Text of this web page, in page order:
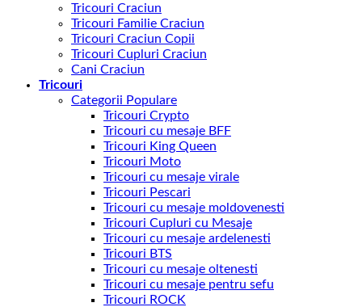
Tricouri Craciun
Tricouri Familie Craciun
Tricouri Craciun Copii
Tricouri Cupluri Craciun
Cani Craciun
Tricouri
Categorii Populare
Tricouri Crypto
Tricouri cu mesaje BFF
Tricouri King Queen
Tricouri Moto
Tricouri cu mesaje virale
Tricouri Pescari
Tricouri cu mesaje moldovenesti
Tricouri Cupluri cu Mesaje
Tricouri cu mesaje ardelenesti
Tricouri BTS
Tricouri cu mesaje oltenesti
Tricouri cu mesaje pentru sefu
Tricouri ROCK